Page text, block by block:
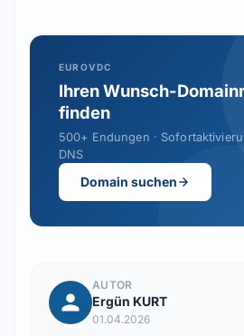
EUROVDC
Ihren Wunsch-
finden
500+ Endungen ·
DNS
Domain suchen
AUTOR
Ergün KURT
01.04.2026